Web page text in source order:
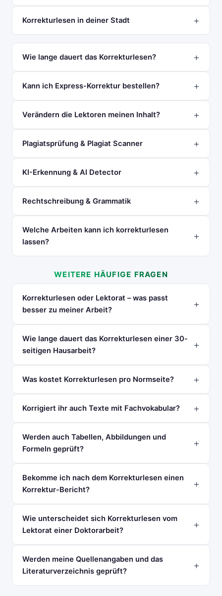
Korrekturlesen in deiner Stadt
Wie lange dauert das Korrekturlesen?
Kann ich Express-Korrektur bestellen?
Verändern die Lektoren meinen Inhalt?
Plagiatsprüfung & Plagiat Scanner
KI-Erkennung & AI Detector
Rechtschreibung & Grammatik
Welche Arbeiten kann ich korrekturlesen
lassen?
WEITERE HÄUFIGE FRAGEN
Korrekturlesen oder Lektorat – was passt
besser zu meiner Arbeit?
Wie lange dauert das Korrekturlesen einer 30-
seitigen Hausarbeit?
Was kostet Korrekturlesen pro Normseite?
Korrigiert ihr auch Texte mit Fachvokabular?
Werden auch Tabellen, Abbildungen und
Formeln geprüft?
Bekomme ich nach dem Korrekturlesen einen
Korrektur-Bericht?
Wie unterscheidet sich Korrekturlesen vom
Lektorat einer Doktorarbeit?
Werden meine Quellenangaben und das
Literaturverzeichnis geprüft?